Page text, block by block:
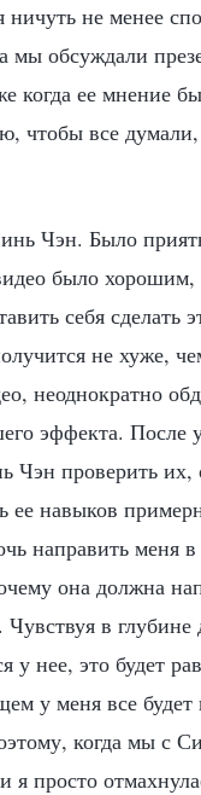
ничуть не менее
мы обсуждали
когда ее мнение
чтобы все
Чэн. Было
было
себя сделать
не хуже,
неоднократно
эффекта. После
Чэн проверить
ее навыков
направить меня
она должна
в
у нее, это будет
у меня все будет
когда мы с
просто